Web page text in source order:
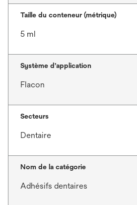
Taille du conteneur (métrique)
5 ml
Système d’application
Flacon
Secteurs
Dentaire
Nom de la catégorie
Adhésifs dentaires